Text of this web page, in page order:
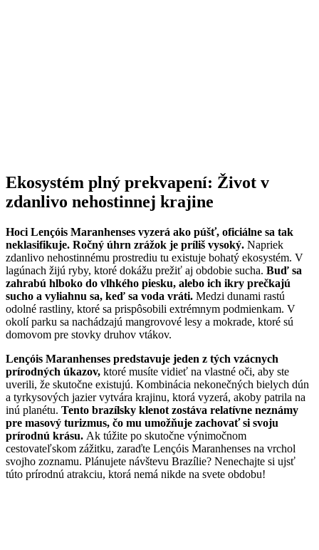
Ekosystém plný prekvapení: Život v
zdanlivo nehostinnej krajine
Hoci Lençóis Maranhenses vyzerá ako púšť, oficiálne sa tak
neklasifikuje. Ročný úhrn zrážok je príliš vysoký. Napriek
zdanlivo nehostinnému prostrediu tu existuje bohatý ekosystém. V
lagúnach žijú ryby, ktoré dokážu prežiť aj obdobie sucha. Buď sa
zahrabú hlboko do vlhkého piesku, alebo ich ikry prečkajú
sucho a vyliahnu sa, keď sa voda vráti. Medzi dunami rastú
odolné rastliny, ktoré sa prispôsobili extrémnym podmienkam. V
okolí parku sa nachádzajú mangrovové lesy a mokrade, ktoré sú
domovom pre stovky druhov vtákov.
Lençóis Maranhenses predstavuje jeden z tých vzácnych
prírodných úkazov, ktoré musíte vidieť na vlastné oči, aby ste
uverili, že skutočne existujú. Kombinácia nekonečných bielych dún
a tyrkysových jazier vytvára krajinu, ktorá vyzerá, akoby patrila na
inú planétu. Tento brazílsky klenot zostáva relatívne neznámy
pre masový turizmus, čo mu umožňuje zachovať si svoju
prírodnú krásu. Ak túžite po skutočne výnimočnom
cestovateľskom zážitku, zaraďte Lençóis Maranhenses na vrchol
svojho zoznamu. Plánujete návštevu Brazílie? Nenechajte si ujsť
túto prírodnú atrakciu, ktorá nemá nikde na svete obdobu!